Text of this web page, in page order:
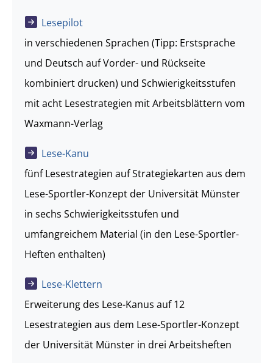
Lesepilot
in verschiedenen Sprachen (Tipp: Erstsprache
und Deutsch auf Vorder- und Rückseite
kombiniert drucken) und Schwierigkeitsstufen
mit acht Lesestrategien mit Arbeitsblättern vom
Waxmann-Verlag
Lese-Kanu
fünf Lesestrategien auf Strategiekarten aus dem
Lese-Sportler-Konzept der Universität Münster
in sechs Schwierigkeitsstufen und
umfangreichem Material (in den Lese-Sportler-
Heften enthalten)
Lese-Klettern
Erweiterung des Lese-Kanus auf 12
Lesestrategien aus dem Lese-Sportler-Konzept
der Universität Münster in drei Arbeitsheften